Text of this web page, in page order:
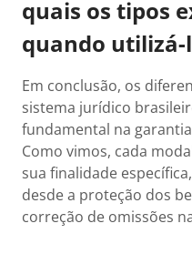
quais os tipos
quando utilizá-
Em conclusão, os
sistema jurídico
fundamental na
Como vimos, cada
sua finalidade
desde a proteção dos
correção de omissões